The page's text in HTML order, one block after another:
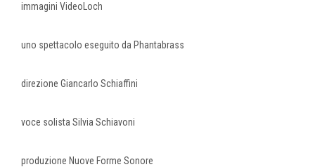
immagini VideoLoch
uno spettacolo eseguito da Phantabrass
direzione Giancarlo Schiaffini
voce solista Silvia Schiavoni
produzione Nuove Forme Sonore